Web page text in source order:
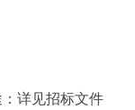
：详见招标文件